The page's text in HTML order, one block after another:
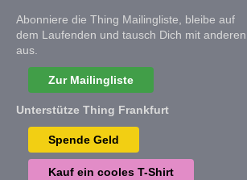
Abonniere die Thing Mailingliste, bleibe auf
dem Laufenden und tausch Dich mit anderen
aus.
Zur Mailingliste
Unterstütze Thing Frankfurt
Spende Geld
Kauf ein cooles T-Shirt